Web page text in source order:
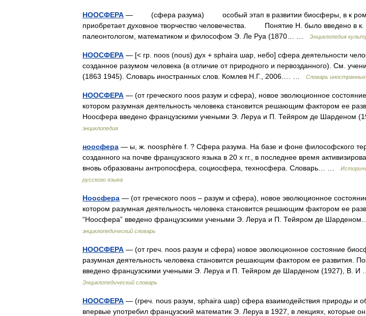
НООСФЕРА — (сфера разума) особый этап в развитии биосферы, в к ром
приобретает духовное творчество человечества. Понятие Н. было введено в к.
палеонтологом, математиком и философом Э. Ле Руа (1870… …
Энциклопедия
НООСФЕРА — [< гр. noos (nous) дух + sphaira шар, небо] сфера деятельности
созданное разумом человека (в отличие от природного и первозданного). См.
(1863 1945). Словарь иностранных слов. Комлев Н.Г., 2006.… …
Словарь иностранных
НООСФЕРА — (от греческого noos разум и сфера), новое эволюционное
котором разумная деятельность человека становится решающим фактором ее
Ноосфера введено французскими учеными Э. Леруа и П. Тейяром де Шарденом
энциклопедия
ноосфера — ы, ж. noosphère f. ? Сфера разума. На базе и фоне философского
созданного на почве французского языка в 20 х гг., в последнее время
вновь образованы антропосфера, социосфера, техносфера. Словарь… …
русского языка
Ноосфера — (от греческого noos – разум и сфера), новое эволюционное
котором разумная деятельность человека становится решающим фактором ее
“Ноосфера” введено французскими учеными Э. Леруа и П. Тейяром де
энциклопедический словарь
НООСФЕРА — (от греч. noos разум и сфера) новое эволюционное состояние
разумная деятельность человека становится решающим фактором ее развития.
введено французскими учеными Э. Леруа и П. Тейяром де Шарденом (1927), В.
Энциклопедический словарь
НООСФЕРА — (греч. nous разум, sphaira шар) сфера взаимодействия природы и
впервые употребил французский математик Э. Леруа в 1927, в лекциях, которые